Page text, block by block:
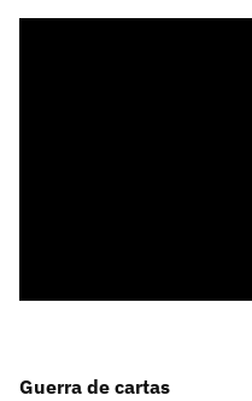
Guerra de cartas